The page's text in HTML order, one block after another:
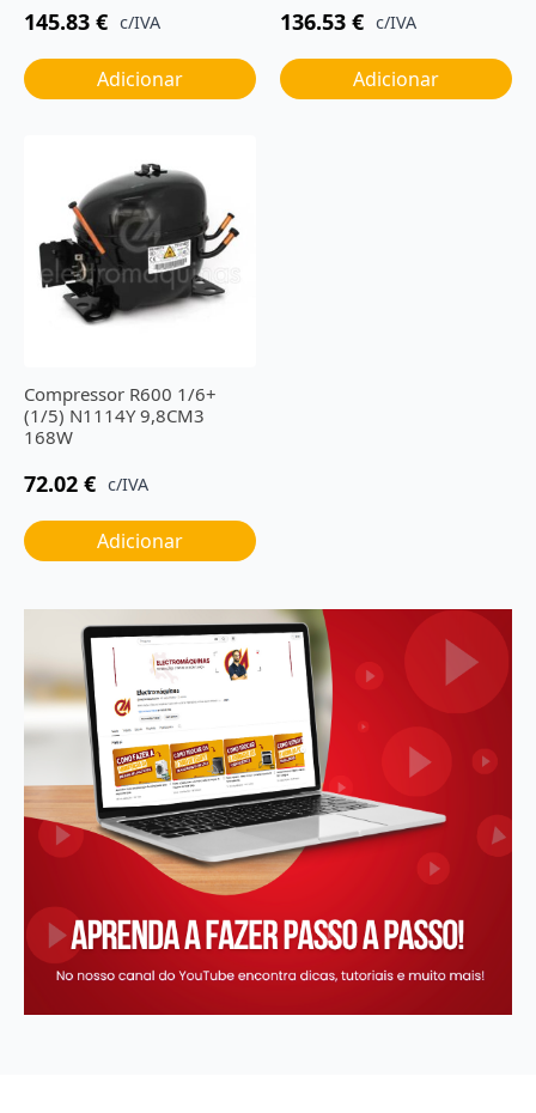
145.83 € c/IVA
Adicionar
136.53 € c/IVA
Adicionar
Compressor R600 1/6+
(1/5) N1114Y 9,8CM3
168W
72.02 € c/IVA
Adicionar